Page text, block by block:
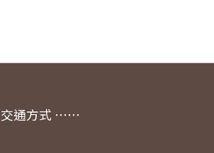
交通方式 ⋯⋯